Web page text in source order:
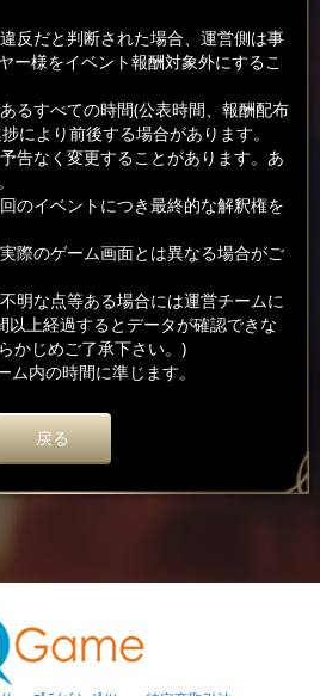
反だと判断された場合、運営側は事
ー様をイベント報酬対象外にするこ
るすべての時間(公表時間、報酬配布
により前後する場合があります。
告なく変更することがあります。あ
のイベントにつき最終的な解釈権を
際のゲーム画面とは異なる場合がご
明な点等ある場合には運営チームに
上経過するとデータが確認できな
かじめご了承下さい。)
内の時間に準じます。
戻る